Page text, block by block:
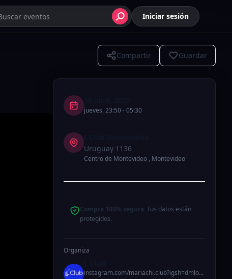
Iniciar sesión
Compartir Guardar
jueves, 23:50-05:30
Uruguay 1136
Centro de Montevideo , Montevideo
Compra 100% segura. Tus datos están
protegidos.
Organiza
instagram.com/mariachi.club?igsh=dmlocmpyZGlpcnN2&utm_source=qr